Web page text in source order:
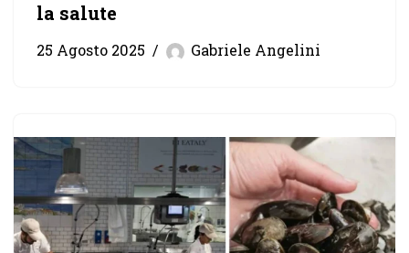
la salute
25 Agosto 2025 Gabriele Angelini